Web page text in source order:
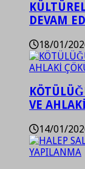
DEVAM
18/01/
VE
14/01/